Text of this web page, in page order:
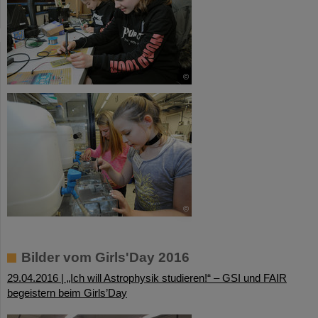
©
©
Bilder vom Girls'Day 2016
29.04.2016 | „Ich will Astrophysik studieren!“ – GSI und FAIR
begeistern beim Girls’Day